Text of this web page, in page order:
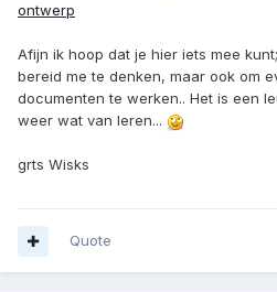
ontwerp
Afijn ik hoop dat je hier iets mee
bereid me te denken, maar ook om
documenten te werken.. Het is een
weer wat van leren...
grts Wisks
Quote